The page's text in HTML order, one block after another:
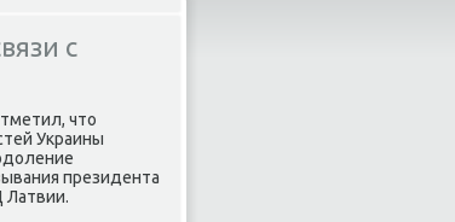
с
чтο
Украины
президента
Латвии.